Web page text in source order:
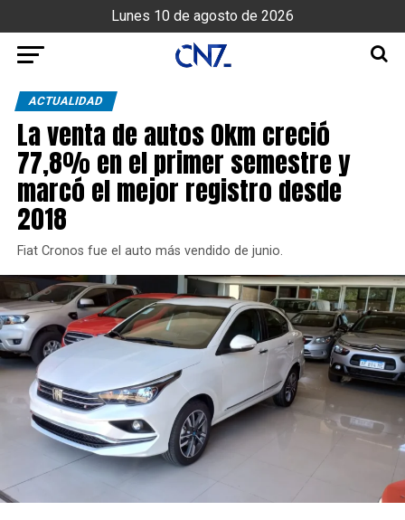
Lunes 10 de agosto de 2026
ACTUALIDAD
La venta de autos 0km creció
77,8% en el primer semestre y
marcó el mejor registro desde
2018
Fiat Cronos fue el auto más vendido de junio.